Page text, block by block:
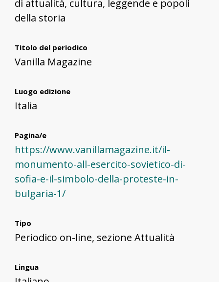
di attualità, cultura, leggende e popoli
della storia
Titolo del periodico
Vanilla Magazine
Luogo edizione
Italia
Pagina/e
https://www.vanillamagazine.it/il-
monumento-all-esercito-sovietico-di-
sofia-e-il-simbolo-della-proteste-in-
bulgaria-1/
Tipo
Periodico on-line, sezione Attualità
Lingua